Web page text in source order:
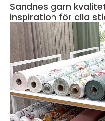
Sandnes garn kvalitet, tradition och
inspiration för alla